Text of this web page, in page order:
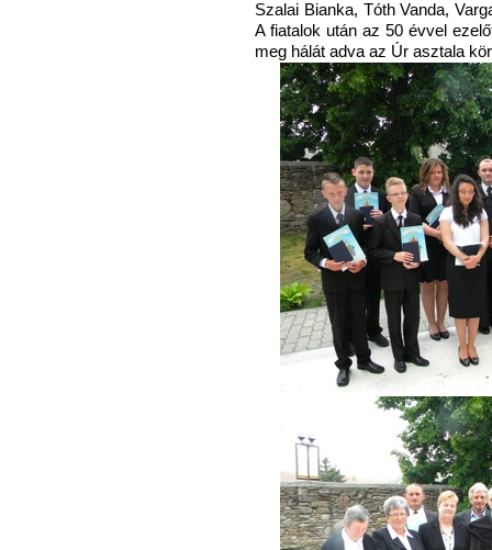
Szalai Bianka, Tóth Vanda,
A fiatalok után az 50 évvel
meg hálát adva az Úr asztala